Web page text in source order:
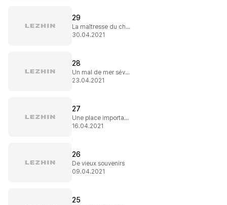
29
La maîtresse du château de Sopen
30.04.2021
28
Un mal de mer sévère
23.04.2021
27
Une place importante dans sa vie
16.04.2021
26
De vieux souvenirs
09.04.2021
25